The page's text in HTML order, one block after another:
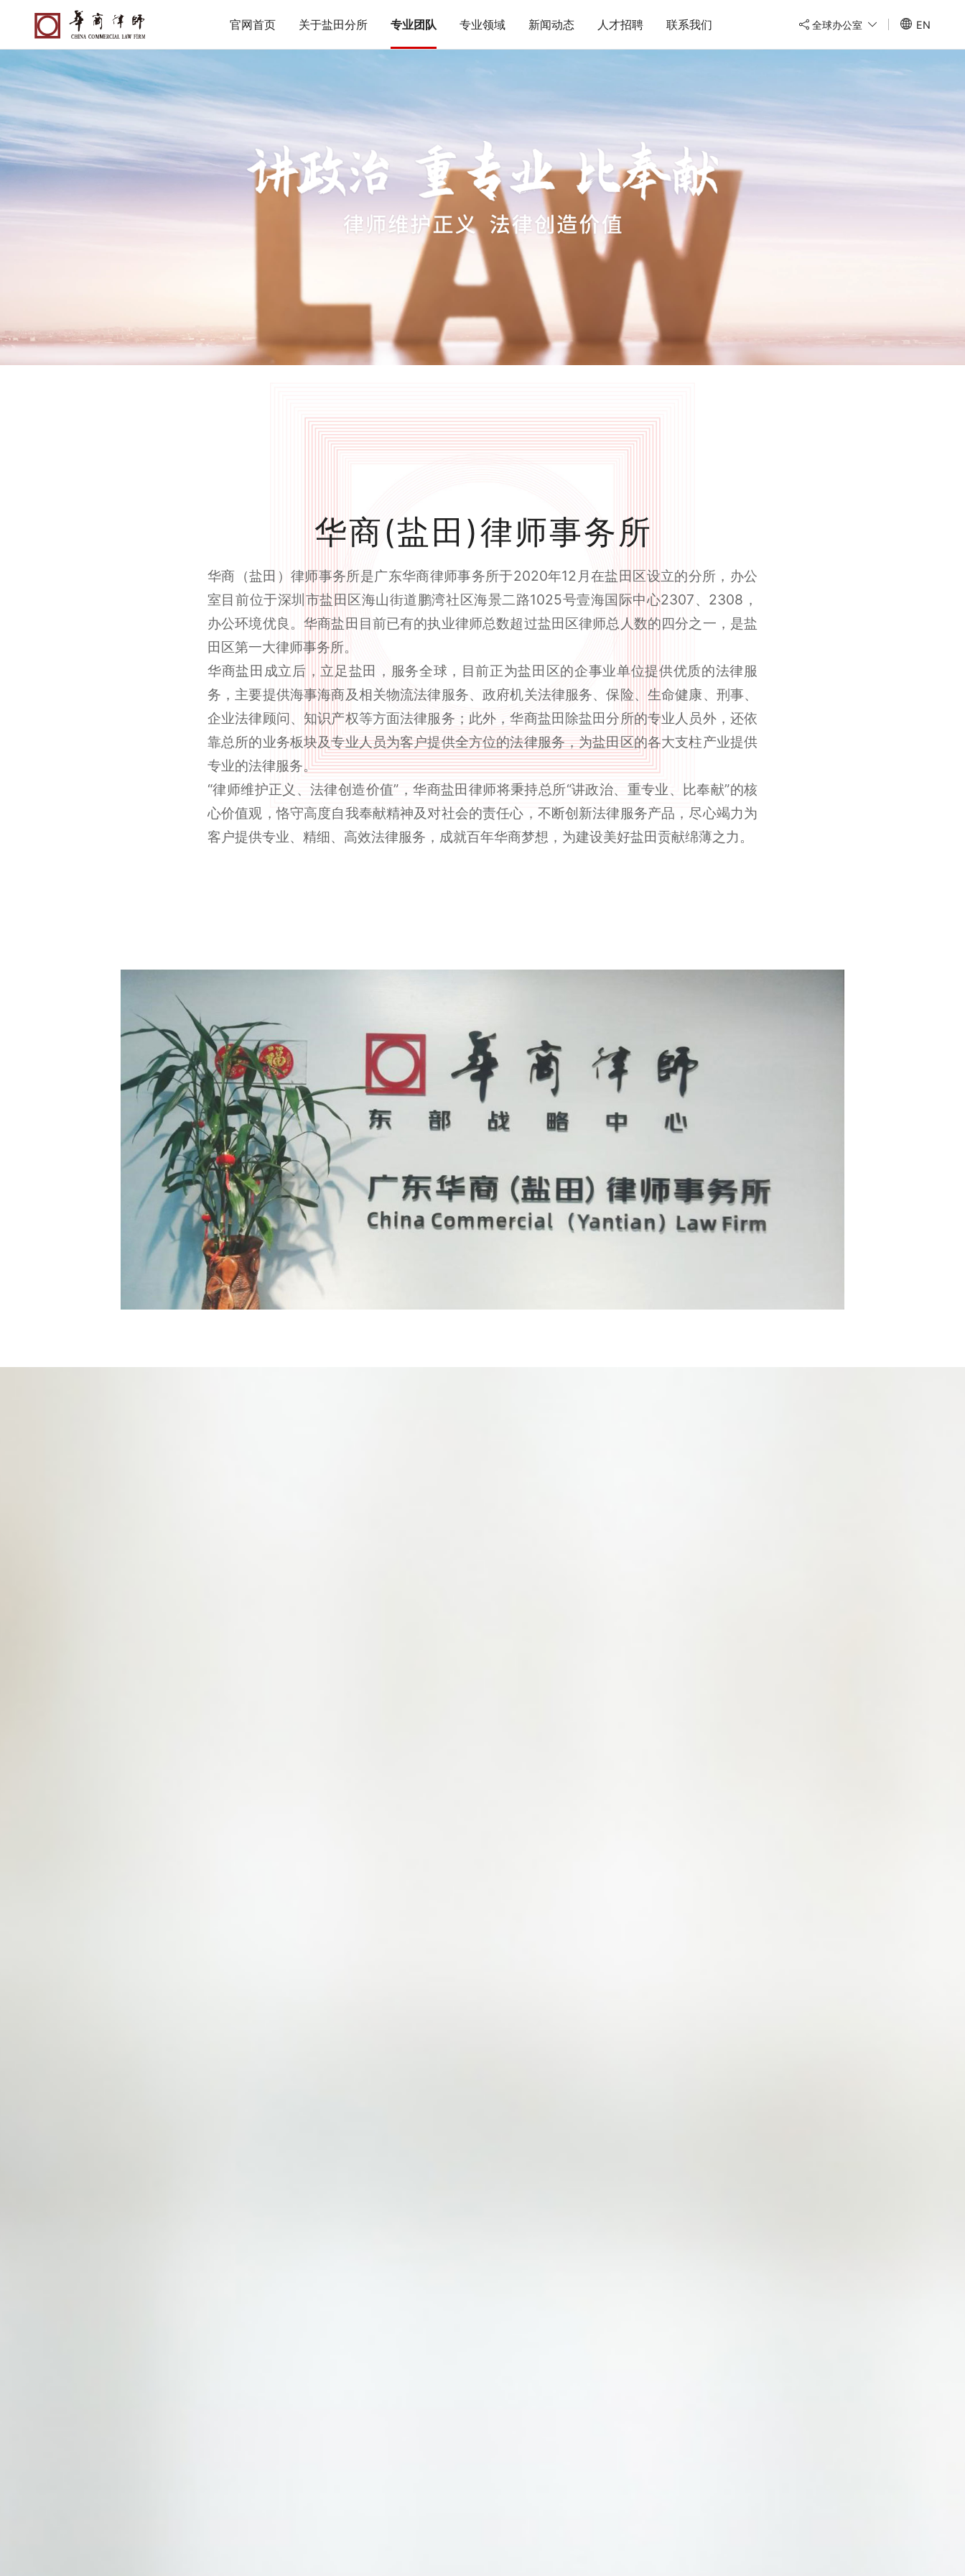
全球办公室 EN
官网首页 关于盐田分所 专业团队 专业领域 新闻动态 人才招聘 联系我们
华商(盐田)律师事务所
华商（盐田）律师事务所是广东华商律师事务所于2020年12月在盐田区设立的分所，办公
室目前位于深圳市盐田区海山街道鹏湾社区海景二路1025号壹海国际中心2307、2308，
办公环境优良。华商盐田目前已有的执业律师总数超过盐田区律师总人数的四分之一，是盐
田区第一大律师事务所。
华商盐田成立后，立足盐田，服务全球，目前正为盐田区的企事业单位提供优质的法律服
务，主要提供海事海商及相关物流法律服务、政府机关法律服务、保险、生命健康、刑事、
企业法律顾问、知识产权等方面法律服务；此外，华商盐田除盐田分所的专业人员外，还依
靠总所的业务板块及专业人员为客户提供全方位的法律服务，为盐田区的各大支柱产业提供
专业的法律服务。
“律师维护正义、法律创造价值”，华商盐田律师将秉持总所“讲政治、重专业、比奉献”的核
心价值观，恪守高度自我奉献精神及对社会的责任心，不断创新法律服务产品，尽心竭力为
客户提供专业、精细、高效法律服务，成就百年华商梦想，为建设美好盐田贡献绵薄之力。